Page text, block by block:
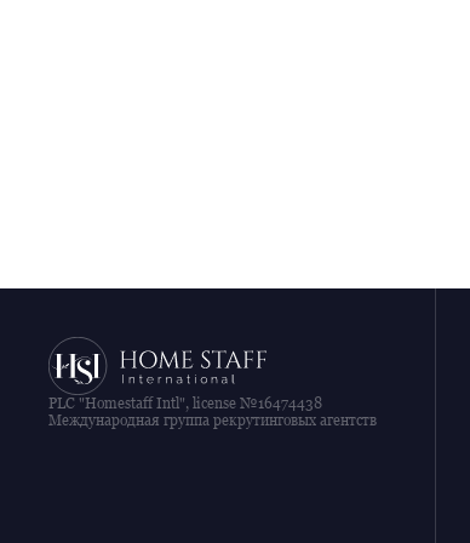
PLC "Homestaff Intl", license №16474438
Международная группа рекрутинговых агентств